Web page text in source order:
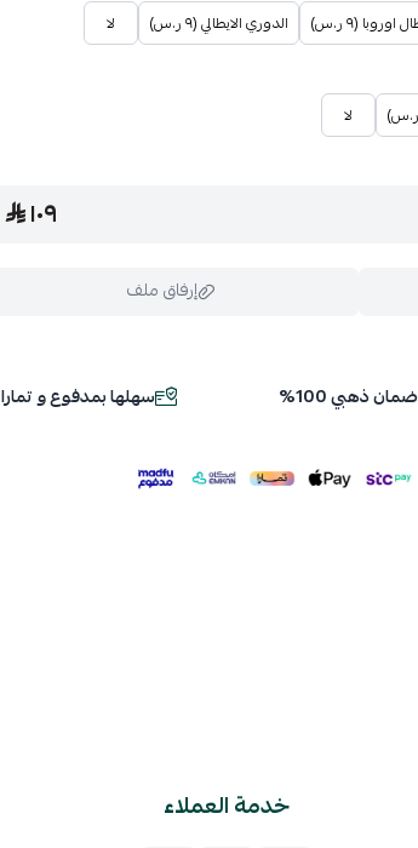
(٩ ر.س) الدوري الايطالي (٩ ر.س) لا
لا
١٠٩
إرفاق ملف
و افلت الملف هنا
ضمان ذهبي 100% سهلها بمدفوع و تمارا
خدمة العملاء